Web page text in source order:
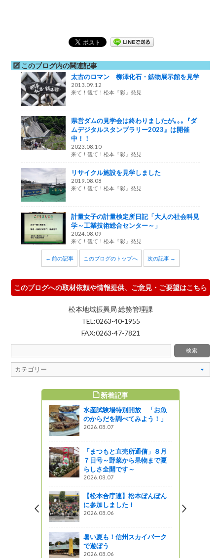
このブログ内の関連記事
太古のロマン 柳澤化石・鉱物展示館を見学
2013.09.12
来て！観て！松本『彩』発見
県営ダムの見学会は終わりましたが｡｡｡『ダ
ムデジタルスタンプラリー2023』は開催
中！！
2023.08.10
来て！観て！松本『彩』発見
リサイクル施設を見学しました
2019.08.08
来て！観て！松本『彩』発見
計量女子の計量検定所日記「大人の社会科見
学～工業技術総合センター～」
2024.08.09
来て！観て！松本『彩』発見
← 前の記事 このブログのトップへ 次の記事 →
このブログへの取材依頼や情報提供、ご意見・ご要望はこちら
松本地域振興局 総務管理課
TEL:0263-40-1955
FAX:0263-47-7821
新着記事
水産試験場特別開放 「お魚
のからだを調べてみよう！」
2026.08.07
「まつもと直売所通信」８月
７日号～野菜から果物まで夏
らしさ全開です～
2026.08.07
【松本合庁連】松本ぼんぼん
に参加しました！
2026.08.06
暑い夏も！信州スカイパーク
で遊ぼう
2026.08.06